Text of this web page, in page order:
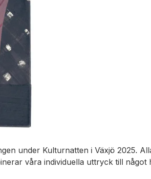
under Kulturnatten i Växjö 2025.
våra individuella uttryck till